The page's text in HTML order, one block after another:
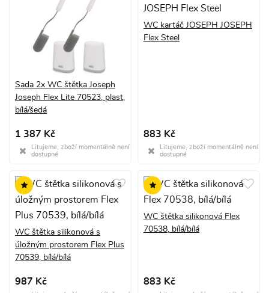
Sada 2x WC štětka Joseph
Joseph Flex Lite 70523, plast,
bílá/šedá
1 387 Kč
Litujeme, zboží momentálně není
dostupné
WC kartáč JOSEPH JOSEPH
Flex Steel
883 Kč
Litujeme, zboží momentálně není
dostupné
WC štětka silikonová s
úložným prostorem Flex Plus
70539, bílá/bílá
987 Kč
WC štětka silikonová Flex
70538, bílá/bílá
883 Kč